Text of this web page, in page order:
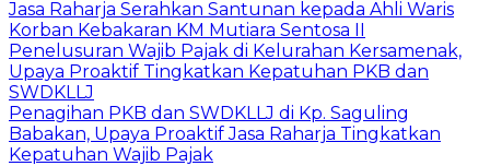
Jasa Raharja Serahkan Santunan kepada Ahli Waris
Korban Kebakaran KM Mutiara Sentosa II
Penelusuran Wajib Pajak di Kelurahan Kersamenak,
Upaya Proaktif Tingkatkan Kepatuhan PKB dan
SWDKLLJ
Penagihan PKB dan SWDKLLJ di Kp. Saguling
Babakan, Upaya Proaktif Jasa Raharja Tingkatkan
Kepatuhan Wajib Pajak